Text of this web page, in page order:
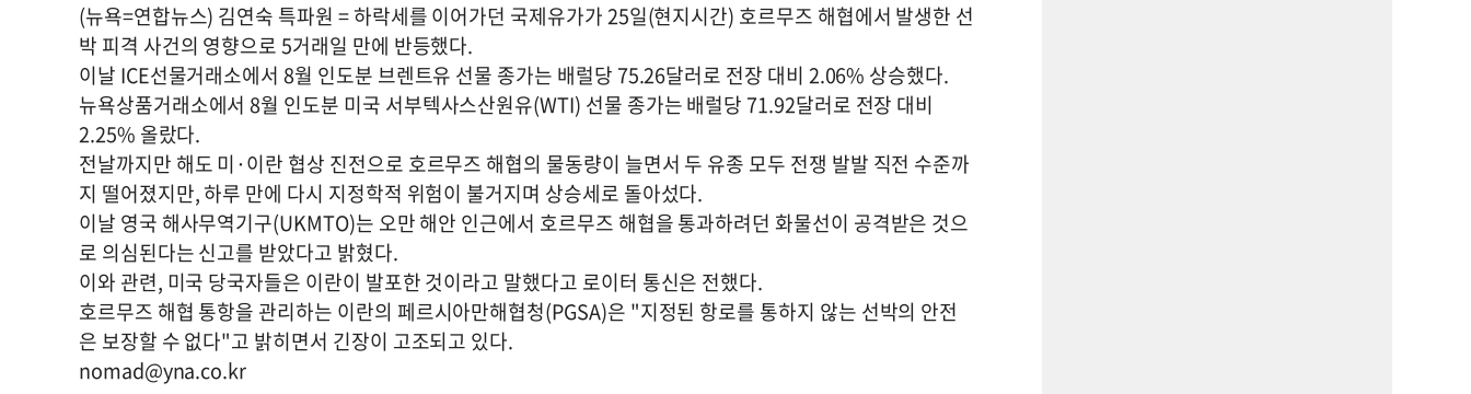
(뉴욕=연합뉴스) 김연숙 특파원 = 하락세를 이어가던 국제유가가 25일(현지시간) 호르무즈 해협에서 발생한 선
박 피격 사건의 영향으로 5거래일 만에 반등했다.
이날 ICE선물거래소에서 8월 인도분 브렌트유 선물 종가는 배럴당 75.26달러로 전장 대비 2.06% 상승했다.
뉴욕상품거래소에서 8월 인도분 미국 서부텍사스산원유(WTI) 선물 종가는 배럴당 71.92달러로 전장 대비
2.25% 올랐다.
전날까지만 해도 미·이란 협상 진전으로 호르무즈 해협의 물동량이 늘면서 두 유종 모두 전쟁 발발 직전 수준까
지 떨어졌지만, 하루 만에 다시 지정학적 위험이 불거지며 상승세로 돌아섰다.
이날 영국 해사무역기구(UKMTO)는 오만 해안 인근에서 호르무즈 해협을 통과하려던 화물선이 공격받은 것으
로 의심된다는 신고를 받았다고 밝혔다.
이와 관련, 미국 당국자들은 이란이 발포한 것이라고 말했다고 로이터 통신은 전했다.
호르무즈 해협 통항을 관리하는 이란의 페르시아만해협청(PGSA)은 "지정된 항로를 통하지 않는 선박의 안전
은 보장할 수 없다"고 밝히면서 긴장이 고조되고 있다.
nomad@yna.co.kr